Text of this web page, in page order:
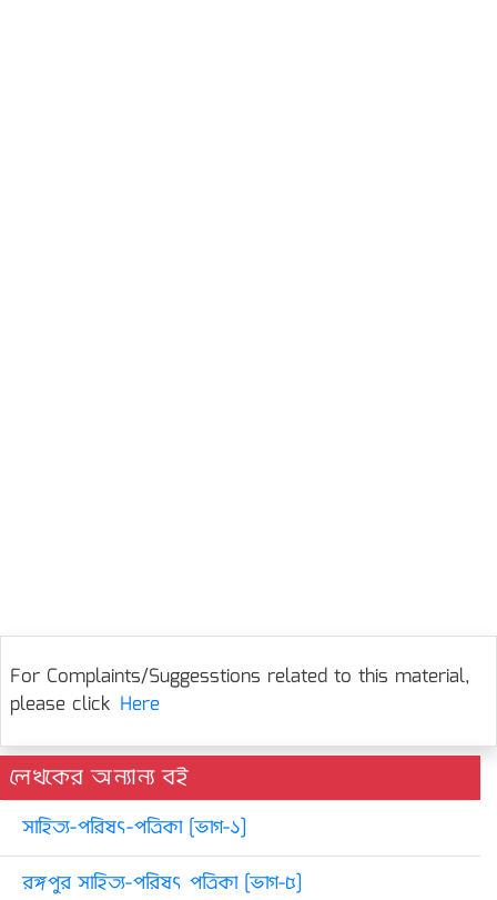
For Complaints/Suggesstions related to this material,
please click Here
লেখকের অন্যান্য বই
সাহিত্য-পরিষৎ-পত্রিকা [ভাগ-১]
রঙ্গপুর সাহিত্য-পরিষৎ পত্রিকা [ভাগ-৫]